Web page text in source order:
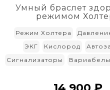
Умный браслет
режимом
Режим Холтера
ЭКГ
Кислород
Сигнализаторы